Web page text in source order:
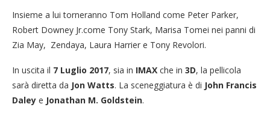
Insieme a lui torneranno Tom Holland come Peter Parker,
Robert Downey Jr.come Tony Stark, Marisa Tomei nei panni di
Zia May, Zendaya, Laura Harrier e Tony Revolori.
In uscita il 7 Luglio 2017, sia in IMAX che in 3D, la pellicola
sarà diretta da Jon Watts. La sceneggiatura è di John Francis
Daley e Jonathan M. Goldstein.